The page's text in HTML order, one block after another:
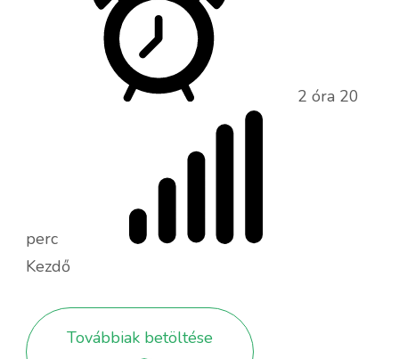
citrommal
2 óra 20
perc
Kezdő
Továbbiak betöltése